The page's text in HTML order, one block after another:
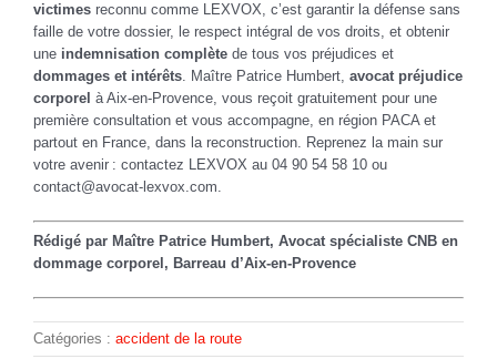
victimes reconnu comme LEXVOX, c’est garantir la défense sans
faille de votre dossier, le respect intégral de vos droits, et obtenir
une indemnisation complète de tous vos préjudices et
dommages et intérêts. Maître Patrice Humbert, avocat préjudice
corporel à Aix-en-Provence, vous reçoit gratuitement pour une
première consultation et vous accompagne, en région PACA et
partout en France, dans la reconstruction. Reprenez la main sur
votre avenir : contactez LEXVOX au 04 90 54 58 10 ou
contact@avocat-lexvox.com.
Rédigé par Maître Patrice Humbert, Avocat spécialiste CNB en
dommage corporel, Barreau d’Aix-en-Provence
Catégories : accident de la route